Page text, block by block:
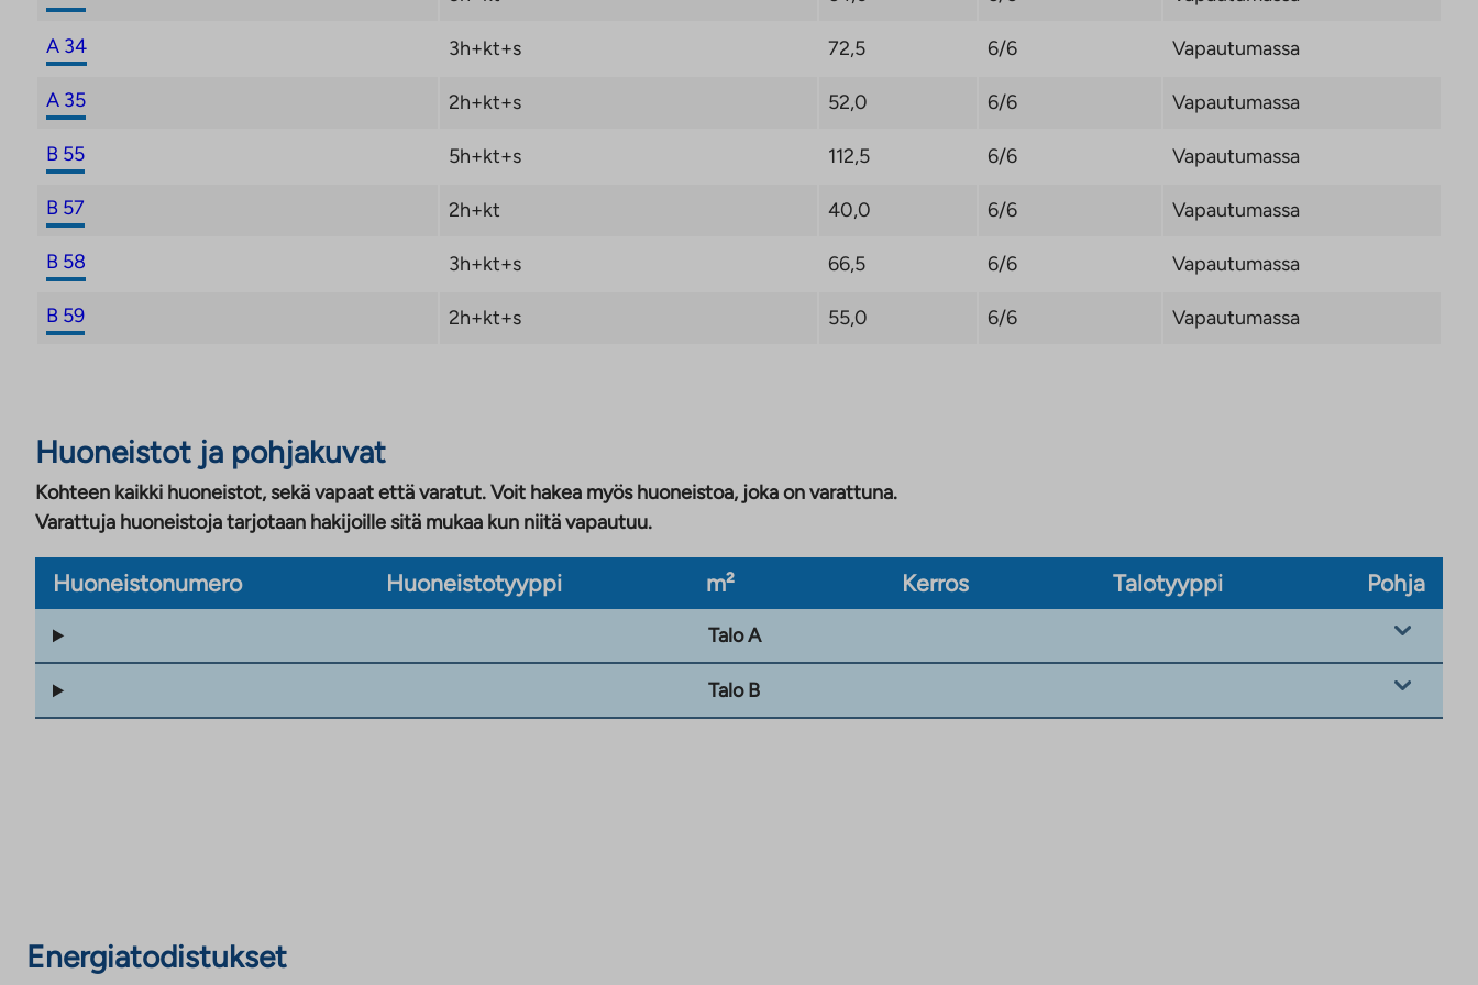
viimeistään 31.12.2026. Tutustu kampanjaehtoihin:
https://ta.fi/housing/tarjous/
A 34 3h+kt+s 72,5 6/6 Vapautumassa
A 35 2h+kt+s 52,0 6/6 Vapautumassa
B 55 5h+kt+s 112,5 6/6 Vapautumassa
B 57 2h+kt 40,0 6/6 Vapautumassa
B 58 3h+kt+s 66,5 6/6 Vapautumassa
B 59 2h+kt+s 55,0 6/6 Vapautumassa
Huoneistot ja pohjakuvat
Kohteen kaikki huoneistot, sekä vapaat että varatut. Voit hakea myös huoneistoa, joka on varattuna.
Varattuja huoneistoja tarjotaan hakijoille sitä mukaa kun niitä vapautuu.
Huoneistonumero Huoneistotyyppi m² Kerros Talotyyppi Pohja
Talo A
Talo B
Energiatodistukset